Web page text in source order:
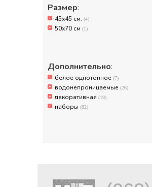
Размер:
45х45 см. (4)
50х70 см (1)
Дополнительно:
белое однотонное (7)
водонепроницаемые (26)
декоративная (19)
наборы (82)